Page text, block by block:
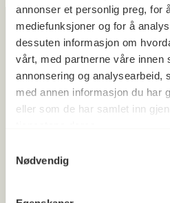
annonser et personlig preg, for
mediefunksjoner og for å
dessuten informasjon om
vårt, med partnerne våre innen
annonsering og analysearbeid,
med annen informasjon du har
eller som de har samlet inn
Nødvendig
0130 Oslo